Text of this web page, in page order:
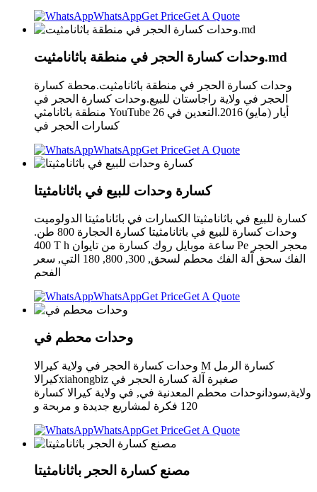
WhatsAppGet PriceGet A Quote
وحدات كسارة الحجر في منطقة باثانامثيت.md
وحدات كسارة الحجر في منطقة باثانامثيت.محطة كسارة
الحجر في ولاية راجاستان للبيع.وحدات كسارة الحجر في
منطقة باثانامثي YouTube 26 أيار (مايو) 2016.التعدين في
كسارات الحجر في
WhatsAppGet PriceGet A Quote
كسارة وحدات للبيع في باثانامثيتا
كسارة للبيع في باثانامثيتا الكسارات في باثانامثيتا الدولوميت
وحدات كسارة للبيع في باثانامثيتا كسارة الحجارة 800 طن.
400 T h ساعة موبايل روك كسارة من تايوان Pe محجر الحجر
الفك سحق آلة الفك محطم لسحق, 300, 800, 180 التي, سعر
الفحم
WhatsAppGet PriceGet A Quote
وحدات محطم في
وحدات كسارة الحجر في ولاية كيرالا M كسارة الرمل
كيرالاxiahongbiz صغيرة آلة كسارة الحجر في
ولاية,سودانوحدات محطم المعدنية في, في ولاية كيرالا كسارة
120 فكرة لمشاريع جديدة و مربحة و
WhatsAppGet PriceGet A Quote
مصنع كسارة الحجر باثانامثيتا